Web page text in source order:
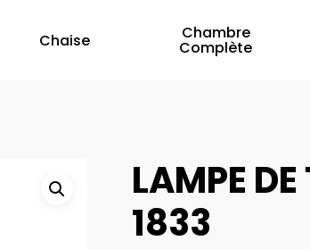
Chaise Chambre
Complète
LAMPE
1833